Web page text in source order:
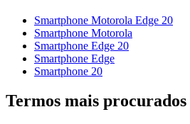
Smartphone Motorola Edge 20
Smartphone Motorola
Smartphone Edge 20
Smartphone Edge
Smartphone 20
Termos mais procurados